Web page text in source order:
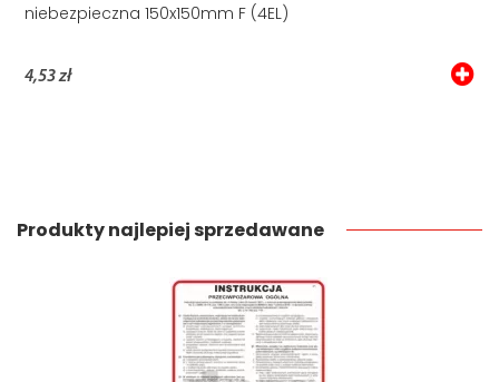
niebezpieczna 150x150mm F (4EL)
4,53 zł
Produkty najlepiej sprzedawane